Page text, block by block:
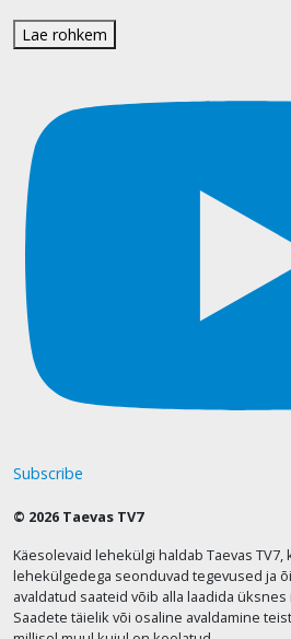
Lae rohkem
Subscribe
© 2026 Taevas TV7
Käesolevaid lehekülgi haldab Taevas
lehekülgedega seonduvad tegevused ja
avaldatud saateid võib alla laadida
Saadete täielik või osaline avaldamine